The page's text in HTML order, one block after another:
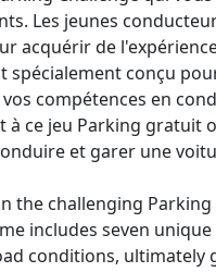
Les jeunes
acquérir de
conçu
compétences en
ce jeu Parking gratuit
et garer une
the challenging
includes seven
conditions, ultimately